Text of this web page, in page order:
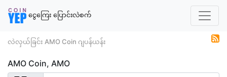
ငွေကြေး ပြောင်းလဲစက်
လဲလှယ်ခြင်း AMO Coin ဂျပန်ယန်း
AMO Coin, AMO